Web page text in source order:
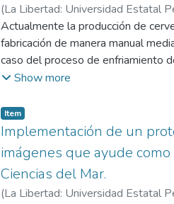
(La Libertad: Universidad Estatal
Chuquimarca Jiménez, Luis Enrique
Actualmente la producción de
fabricación de manera manual
caso del proceso de enfriamiento
mosto no pierda sabor, produzca
temperaturas para su elaboración
consumidor.
Este proyecto consta de un
cervecería artesanal, mediante el
proceso en menor tiempo a la
Show more
Item
Implementación de un
imágenes que ayude
Ciencias del Mar.
(La Libertad: Universidad Estatal